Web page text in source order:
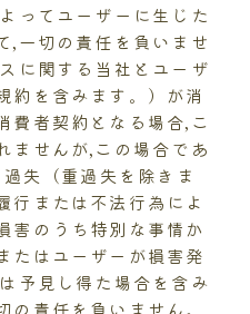
ってユーザーに生じた
,一切の責任を負いませ
に関する当社とユーザ
約を含みます。）が消
費者契約となる場合,こ
ませんが,この場合であ
失（重過失を除きま
行または不法行為によ
害のうち特別な事情か
たはユーザーが損害発
予見し得た場合を含み
の責任を負いません。